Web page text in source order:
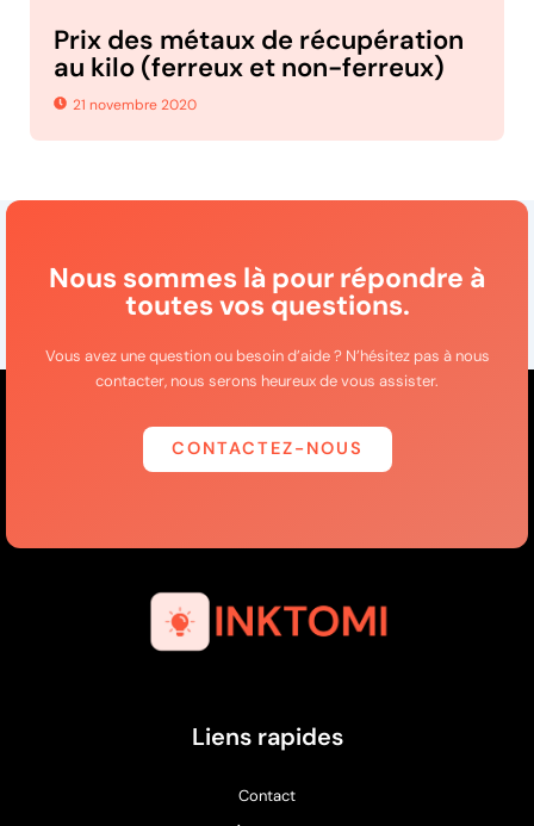
Prix des métaux de récupération
au kilo (ferreux et non-ferreux)
21 novembre 2020
Nous sommes là pour répondre à
toutes vos questions.
Vous avez une question ou besoin d’aide ? N’hésitez pas à nous
contacter, nous serons heureux de vous assister.
CONTACTEZ-NOUS
Liens rapides
Contact